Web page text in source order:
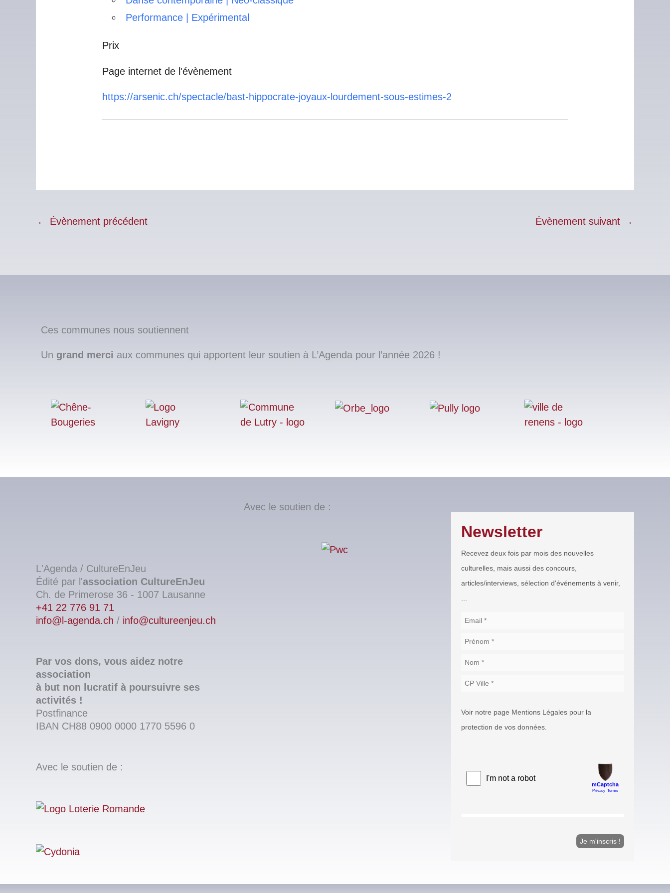
Performance | Expérimental
Prix
Page internet de l'évènement
https://arsenic.ch/spectacle/bast-hippocrate-joyaux-lourdement-sous-estimes-2
← Évènement précédent Évènement suivant →
Ces communes nous soutiennent
Un grand merci aux communes qui apportent leur soutien à L’Agenda pour l’année 2026 !
L'Agenda / CultureEnJeu
Édité par l'association CultureEnJeu
Ch. de Primerose 36 - 1007 Lausanne
+41 22 776 91 71
info@l-agenda.ch / info@cultureenjeu.ch
Par vos dons, vous aidez notre
association
à but non lucratif à poursuivre ses
activités !
Postfinance
IBAN CH88 0900 0000 1770 5596 0
Avec le soutien de :
Avec le soutien de :
Newsletter
Recevez deux fois par mois des nouvelles
culturelles, mais aussi des concours,
articles/interviews, sélection d'événements à venir,
Voir notre page Mentions Légales pour la
protection de vos données.